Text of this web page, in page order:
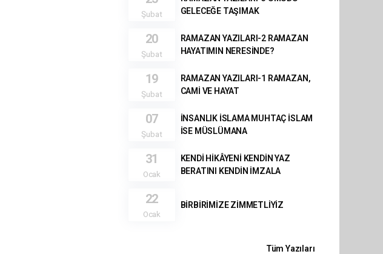
Şubat
GELECEĞE TAŞIMAK
20
Şubat
RAMAZAN YAZILARI-2 RAMAZAN
HAYATIMIN NERESİNDE?
19
Şubat
RAMAZAN YAZILARI-1 RAMAZAN,
CAMİ VE HAYAT
07
Şubat
İNSANLIK İSLAMA MUHTAÇ İSLAM
İSE MÜSLÜMANA
31
Ocak
KENDİ HİKÂYENİ KENDİN YAZ
BERATINI KENDİN İMZALA
22
Ocak
BİRBİRİMİZE ZİMMETLİYİZ
Tüm Yazıları